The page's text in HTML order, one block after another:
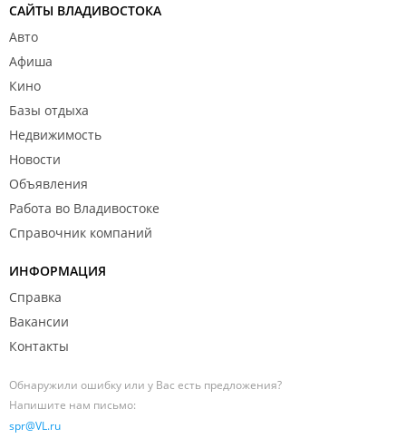
САЙТЫ ВЛАДИВОСТОКА
Авто
Афиша
Кино
Базы отдыха
Недвижимость
Новости
Объявления
Работа во Владивостоке
Справочник компаний
ИНФОРМАЦИЯ
Справка
Вакансии
Контакты
Обнаружили ошибку или у Вас есть предложения?
Напишите нам письмо:
spr@VL.ru